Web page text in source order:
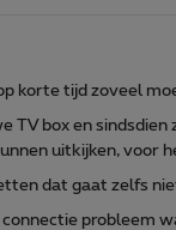
korte tijd zoveel
TV box en
uitkijken, voor
dat gaat zelfs
probleem